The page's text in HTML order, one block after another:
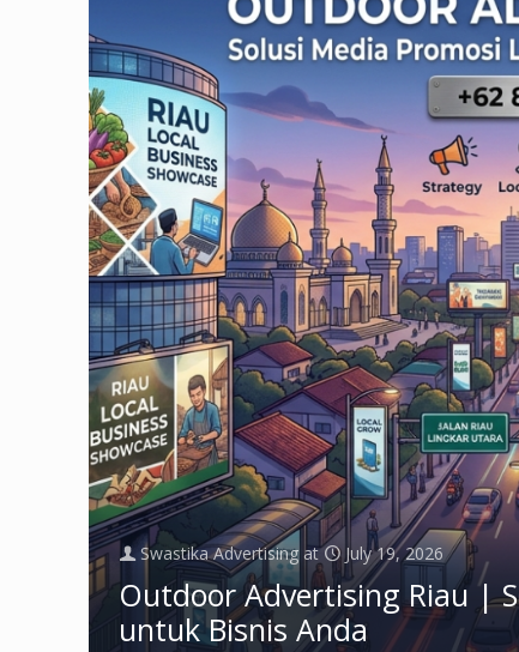
Swastika Advertising at July 19, 2026
Outdoor Advertising Riau |
untuk Bisnis Anda